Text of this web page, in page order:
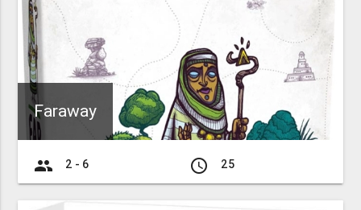
Faraway
group 2 - 6 access_time 25